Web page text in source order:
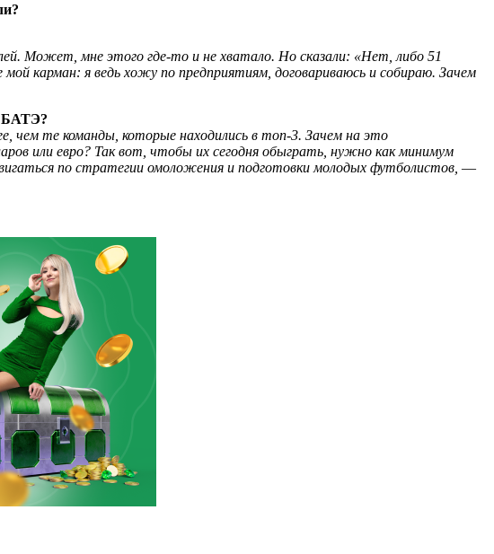
Может, мне этого где-то и не хватало. Но сказали: «Нет, либо 51
карман: я ведь хожу по предприятиям, договариваюсь и собираю. Зачем
БАТЭ?
чем те команды, которые находились в топ-3. Зачем на это
или евро? Так вот, чтобы их сегодня обыграть, нужно как минимум
по стратегии омоложения и подготовки молодых футболистов, —